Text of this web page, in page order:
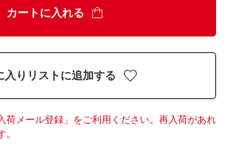
カートに入れる
入りリストに追加する
メール登録」をご利用ください。 再入荷があれ